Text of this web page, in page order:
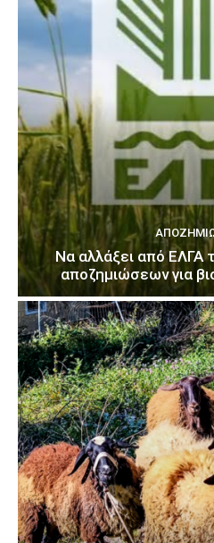
Να αλλάξει από ΕΛΓΑ
αποζημιώσεων για